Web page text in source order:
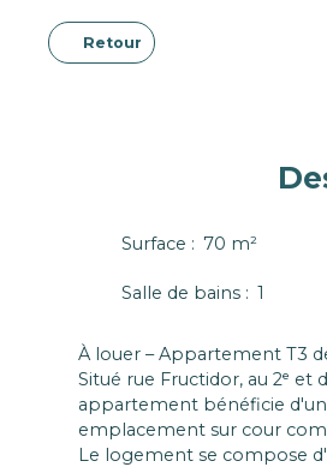
Retour
Surface : 70 m²
Salle de bains : 1
À louer – Appartement T3
Situé rue Fructidor, au 2ᵉ
appartement bénéficie
emplacement sur cour
Le logement se compose